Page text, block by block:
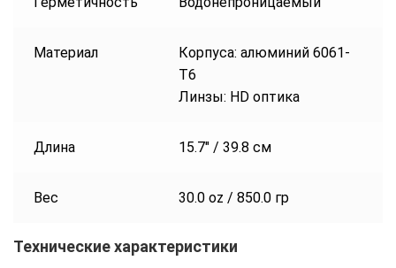
Технические характеристики
Материал
Корпуса: алюминий 6061-
T6
Линзы: HD оптика
Длина 15.7″ / 39.8 см
Вес 30.0 oz / 850.0 гр